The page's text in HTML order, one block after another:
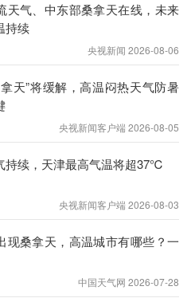
圳
天气、中东部桑拿天在线，未来
持续
央视新闻 2026-08-06
天”将缓解，高温闷热天气防暑
央视新闻客户端 2026-08-05
持续，天津最高气温将超37℃
央视新闻客户端 2026-08-03
现桑拿天，高温城市有哪些？一
中国天气网 2026-07-28